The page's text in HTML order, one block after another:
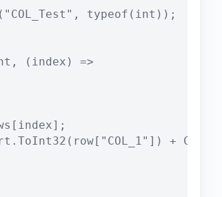
typeof(int));
(index) =>
+